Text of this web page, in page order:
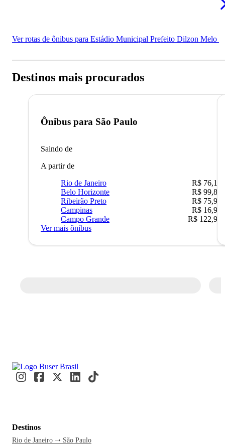
Ver rotas de ônibus para Estádio Municipal Prefeito Dilzon Melo
Destinos mais procurados
Ônibus para São Paulo
Saindo de
A partir de
Rio de Janeiro
R$ 76,10
Belo Horizonte
R$ 99,89
Ribeirão Preto
R$ 75,90
Campinas
R$ 16,90
Campo Grande
R$ 122,90
Ver mais ônibus
Destinos
Rio de Janeiro ➝ São Paulo